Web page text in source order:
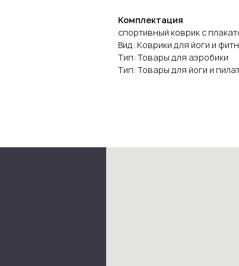
Комплектация
спортивный коврик с
Вид: Коврики для йоги и
Тип: Товары для аэробики
Тип: Товары для йоги и